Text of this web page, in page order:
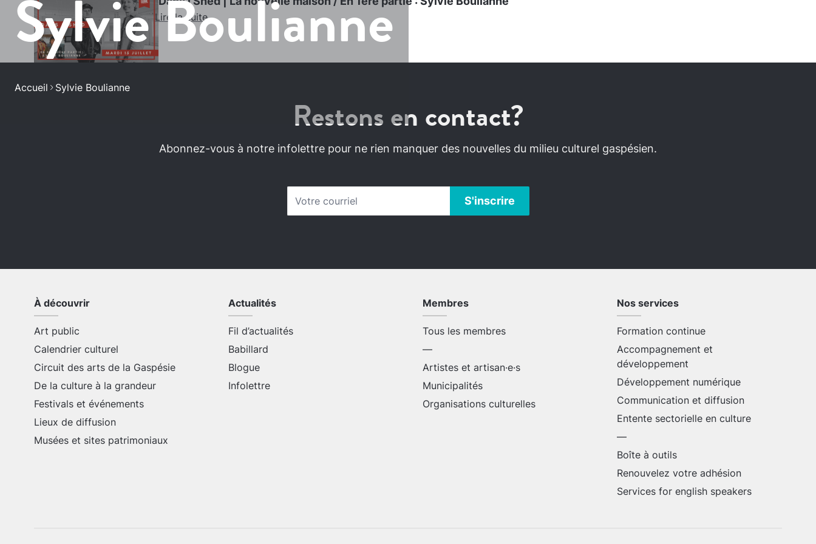
Sylvie Boulianne
Accueil Sylvie Boulianne
Lire la suite
Restons en contact?
Abonnez-vous à notre infolettre pour ne rien manquer des nouvelles du milieu culturel gaspésien.
À découvrir
Art public
Calendrier culturel
Circuit des arts de la Gaspésie
De la culture à la grandeur
Festivals et événements
Lieux de diffusion
Musées et sites patrimoniaux
Actualités
Fil d’actualités
Babillard
Blogue
Infolettre
Membres
Tous les membres
—
Artistes et artisan·e·s
Municipalités
Organisations culturelles
Nos services
Formation continue
Accompagnement et
développement
Développement numérique
Communication et diffusion
Entente sectorielle en culture
—
Boîte à outils
Renouvelez votre adhésion
Services for english speakers